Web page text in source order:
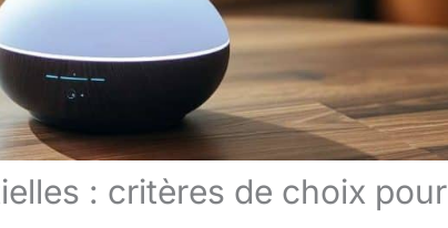
: critères de choix pour